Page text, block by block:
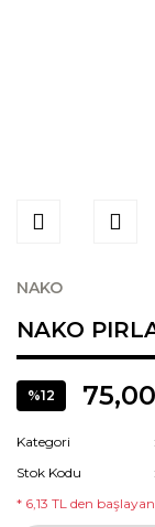
NAKO
NAKO
%12
Kategori
Stok Kodu
* 6,13 TL den